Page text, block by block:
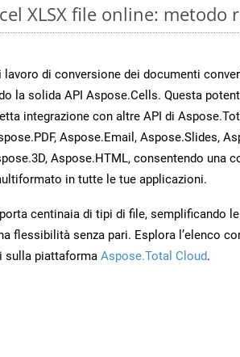
XLSX file online: metodo
di conversione dei documenti
la solida API Aspose.Cells. Questa
integrazione con altre API di
Aspose.Email, Aspose.Slides,
Aspose.HTML, consentendo una
in tutte le tue applicazioni.
centinaia di tipi di file, semplificando
flessibilità senza pari. Esplora l’elenco
sulla piattaforma Aspose.Total Cloud.